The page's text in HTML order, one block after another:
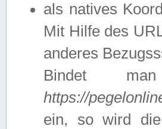
als natives
Mit Hilfe des
anderes
Bindet
https://
ein, so wird